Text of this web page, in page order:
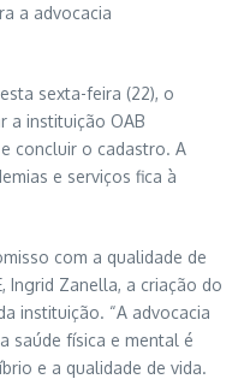
a advocacia
sexta-feira (22), o
a instituição OAB
concluir o cadastro. A
e serviços fica à
com a qualidade de
Ingrid Zanella, a criação do
instituição. “A advocacia
saúde física e mental é
e a qualidade de vida.